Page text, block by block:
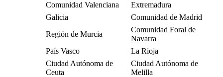
Comunidad Valenciana
Extremadura
Galicia
Comunidad de Madrid
Región de Murcia
Comunidad Foral de
Navarra
País Vasco
La Rioja
Ciudad Autónoma de
Ceuta
Ciudad Autónoma de
Melilla